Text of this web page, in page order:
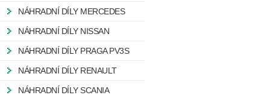
NÁHRADNÍ DÍLY MERCEDES
NÁHRADNÍ DÍLY NISSAN
NÁHRADNÍ DÍLY PRAGA PV3S
NÁHRADNÍ DÍLY RENAULT
NÁHRADNÍ DÍLY SCANIA